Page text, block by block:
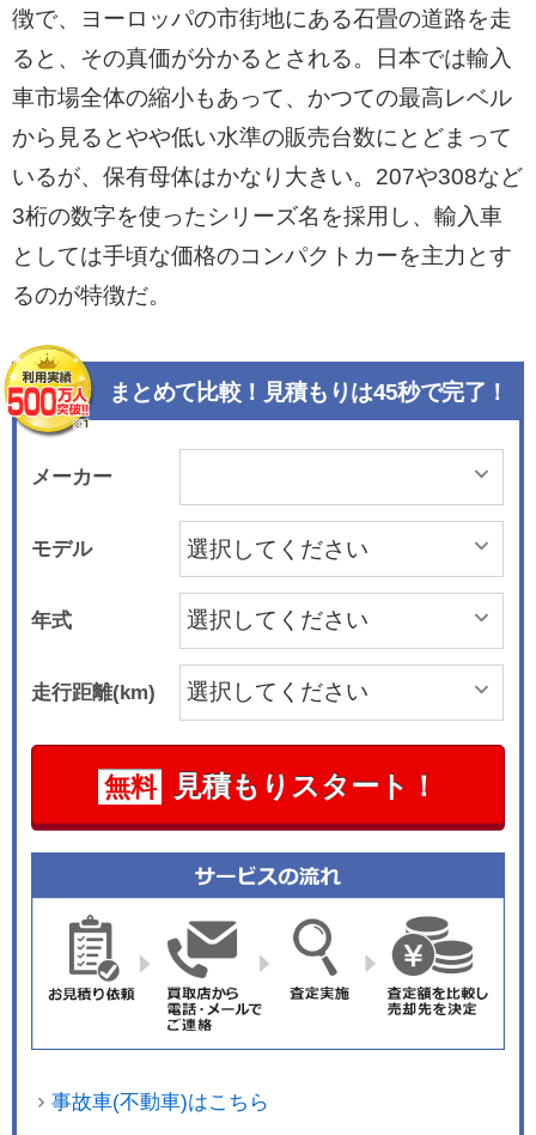
徴で、ヨーロッパの市街地にある石畳の道路を走
ると、その真価が分かるとされる。日本では輸入
車市場全体の縮小もあって、かつての最高レベル
から見るとやや低い水準の販売台数にとどまって
いるが、保有母体はかなり大きい。207や308など
3桁の数字を使ったシリーズ名を採用し、輸入車
としては手頃な価格のコンパクトカーを主力とす
るのが特徴だ。
まとめて比較！見積もりは45秒で完了！
メーカー
モデル
年式
走行距離(km)
無料 見積もりスタート！
事故車(不動車)はこちら